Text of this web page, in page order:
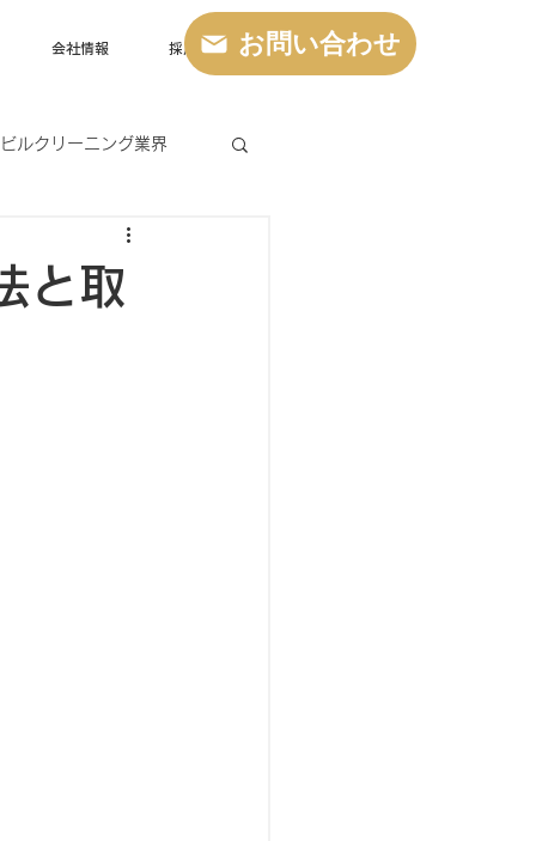
会社情報 採用情報 お問い合わせ
ビルクリーニング業界
と取